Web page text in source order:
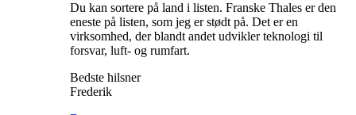
Du kan sortere på land i listen. Franske Thales er den
eneste på listen, som jeg er stødt på. Det er en
virksomhed, der blandt andet udvikler teknologi til
forsvar, luft- og rumfart.
Bedste hilsner
Frederik